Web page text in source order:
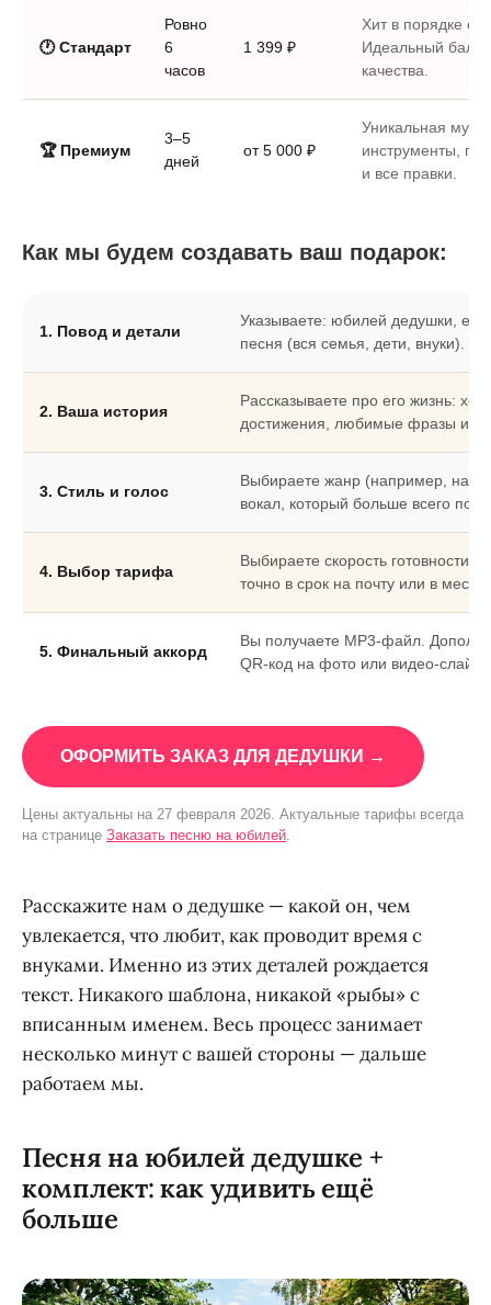
🕐 Стандарт
Ровно
6
часов
1 399 ₽
Хит в порядке
Идеальный
качества.
🏆 Премиум
3–5
дней
от 5 000 ₽
Уникальная
инструменты,
и все правки.
Как мы будем создавать ваш подарок:
1. Повод и детали
Указываете: юбилей дедушки, его
песня (вся семья, дети, внуки).
2. Ваша история
Рассказываете про его жизнь:
достижения, любимые фразы и
3. Стиль и голос
Выбираете жанр (например,
вокал, который больше всего
4. Выбор тарифа
Выбираете скорость
точно в срок на почту или в
5. Финальный аккорд
Вы получаете MP3-файл.
QR-код на фото или видео-
ОФОРМИТЬ ЗАКАЗ ДЛЯ ДЕДУШКИ →
Цены актуальны на 27 февраля 2026. Актуальные тарифы всегда
на странице Заказать песню на юбилей
Расскажите нам о дедушке — какой он, чем
увлекается, что любит, как проводит время с
внуками. Именно из этих деталей рождается
текст. Никакого шаблона, никакой «рыбы» с
вписанным именем. Весь процесс занимает
несколько минут с вашей стороны — дальше
работаем мы.
Песня на юбилей дедушке +
комплект: как удивить ещё
больше